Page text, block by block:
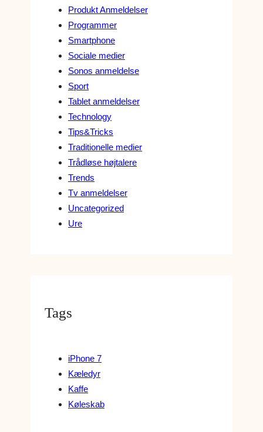
Produkt Anmeldelser
Programmer
Smartphone
Sociale medier
Sonos anmeldelse
Sport
Tablet anmeldelser
Technology
Tips&Tricks
Traditionelle medier
Trådløse højtalere
Trends
Tv anmeldelser
Uncategorized
Ure
Tags
iPhone 7
Kæledyr
Kaffe
Køleskab